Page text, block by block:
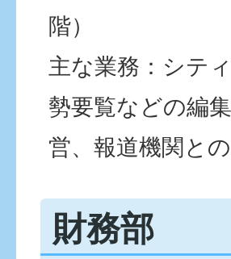
階）
主な業務：シテ
勢要覧などの編
営、報道機関と
財務部